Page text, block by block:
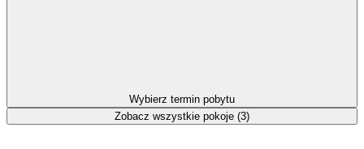
Wybierz termin pobytu
Zobacz wszystkie pokoje (3)